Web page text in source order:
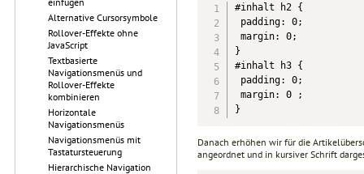
Alternative Cursorsymbole
Rollover-Effekte ohne
JavaScript
Textbasierte
Navigationsmenüs und
Rollover-Effekte
kombinieren
Horizontale
Navigationsmenüs
Navigationsmenüs mit
Tastatursteuerung
Hierarchische Navigation
#inhalt h2 {
padding: 0;
margin: 0;
}
#inhalt h3 {
padding: 0;
margin: 0 ;
}
Danach erhöhen wir für die
angeordnet und in kursiver Schrift